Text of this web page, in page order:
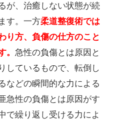
が、治癒しない状態が続
す。一方柔道整復術では
り方、負傷の仕方のこと
。 急性の負傷とは原因と
しているもので、転倒し
などの瞬間的な力による
急性の負傷とは原因がす
で繰り返し受ける力によ